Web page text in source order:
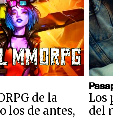
de la
los de antes,
Los
del